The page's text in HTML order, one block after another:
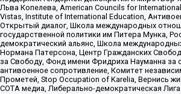
Льва Копелева, American Councils for
Vistas, Institute of International Education,
Открытый диалог, Школа международных
государственной политики им Питера Мунка,
демократический альянс, Школа
Нормана Патерсона, Центр Гражданских
за Свободу, Фонд имени Фридриха Науманна за
антивоенное сопротивление, Комитет
Прометей, Stop Occupation of Karelia, Вернись
СОТА медиа, Либерально-демократическая